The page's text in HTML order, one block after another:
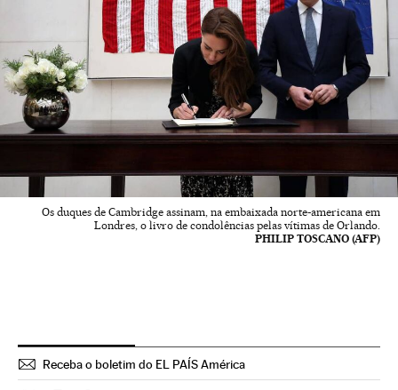
Os duques de Cambridge assinam, na embaixada norte-americana em
Londres, o livro de condolências pelas vítimas de Orlando.
PHILIP TOSCANO (AFP)
Receba o boletim do EL PAÍS América